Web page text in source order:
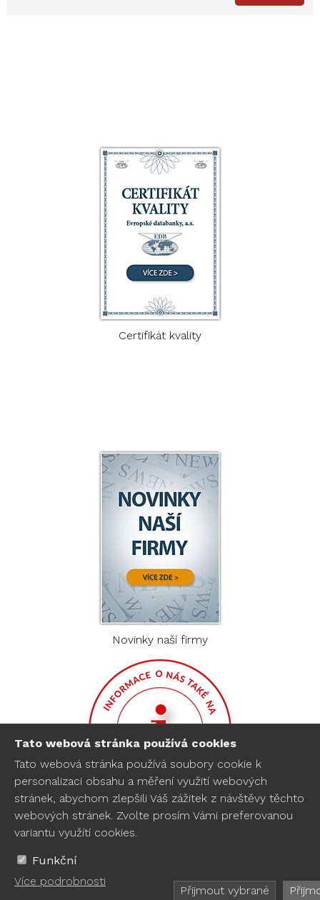
Certifikát kvality
Novinky naší firmy
Informace o nás
Nastavení cookies
Tato webová stránka používá cookies
Tato webová stránka používá soubory cookie k
personalizaci obsahu a měření využití webových
stránek, abychom zlepšili Váš zážitek z návštěvy těchto
webových stránek. Zvolte prosím Vámi preferovanou
variantu využítí cookies.
Funkční
Více podrobnosti
Přijmout vybrané